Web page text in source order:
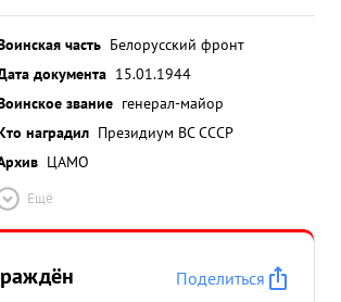
часть Белорусский фронт
документа 15.01.1944
звание генерал-майор
наградил Президиум ВС СССР
ЦАМО
Ещё
Поделиться